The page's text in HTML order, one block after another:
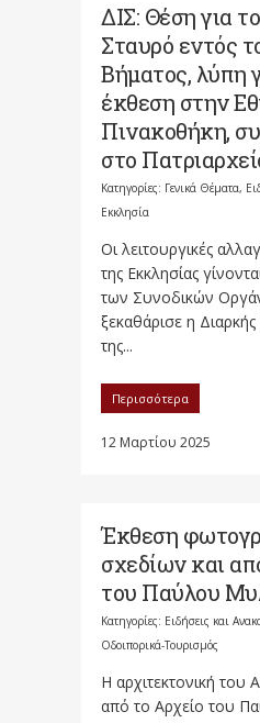
ΔΙΣ: Θέση για
Σταυρό εντός
Βήματος, λύπη
έκθεση στην
Πινακοθήκη,
στο
Κατηγορίες: Γενικά Θέματα,
Εκκλησία
Οι λει­τουρ­γι­κές
της Εκ­κλη­σί­ας
των Συ­νο­δι­κών
ξεκαθάρισε η
της...
Περισσότερα
12 Μαρτίου 2025
Έκθεση
σχεδίων και
του Παύλου
Κατηγορίες: Ειδήσεις και
Οδοιπορικά-Τουρισμός
Η αρχιτεκτονική
από το Αρχείο του